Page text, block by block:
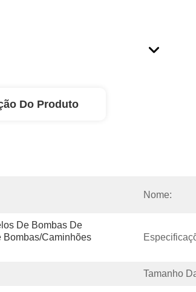
Do Produto
Nome:
De Bombas De
Bombas/caminhões
Tamanho